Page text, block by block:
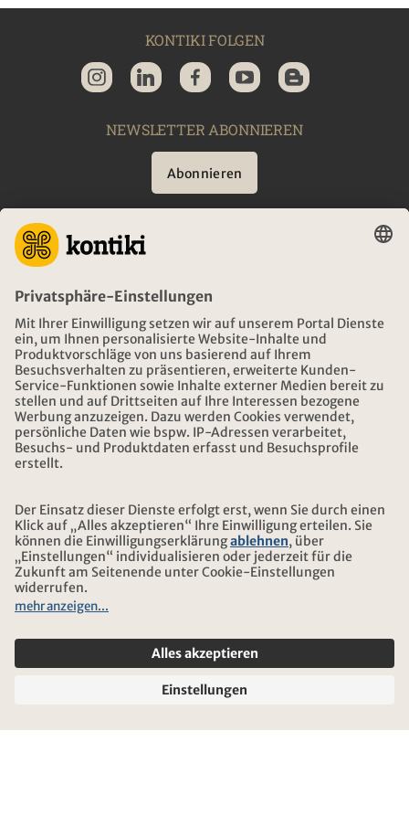
KONTIKI FOLGEN
NEWSLETTER ABONNIEREN
Abonnieren
BERATUNG
NOTFALL AUF REISEN
ÖFFNUNGSZEITEN KONTIKI REISEN
DOWNLOAD UND LINKS
ADRESSE
ÜBER KONTIKI
UNSERE PARTNER
Reise-und Versicherungsbedingungen
Cookie-Einstellungen